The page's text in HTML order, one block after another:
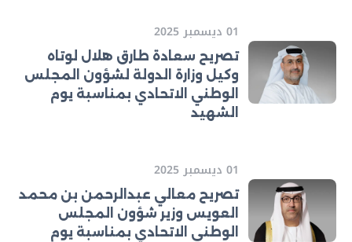
01 ديسمبر 2025
تصريح سعادة طارق هلال لوتاه
وكيل وزارة الدولة لشؤون المجلس
الوطني الاتحادي بمناسبة يوم
الشهيد
01 ديسمبر 2025
تصريح معالي عبدالرحمن بن محمد
العويس وزير شؤون المجلس
الوطني الاتحادي بمناسبة يوم